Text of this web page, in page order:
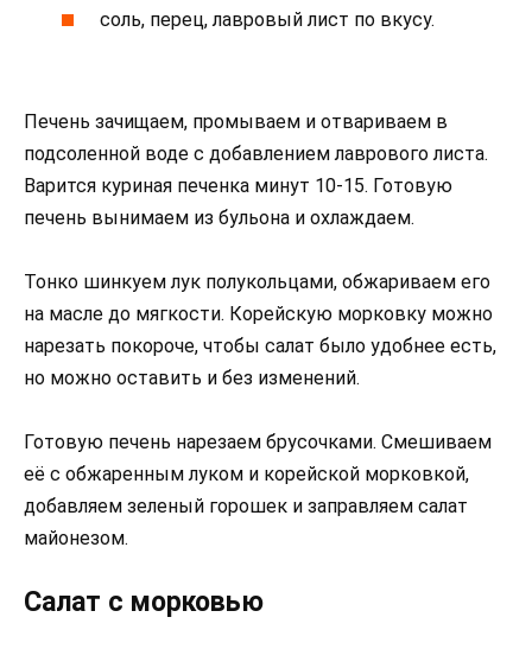
соль, перец, лавровый лист по вкусу.
Печень зачищаем, промываем и отвариваем в
подсоленной воде с добавлением лаврового листа.
Варится куриная печенка минут 10-15. Готовую
печень вынимаем из бульона и охлаждаем.
Тонко шинкуем лук полукольцами, обжариваем его
на масле до мягкости. Корейскую морковку можно
нарезать покороче, чтобы салат было удобнее есть,
но можно оставить и без изменений.
Готовую печень нарезаем брусочками. Смешиваем
её с обжаренным луком и корейской морковкой,
добавляем зеленый горошек и заправляем салат
майонезом.
Салат с морковью